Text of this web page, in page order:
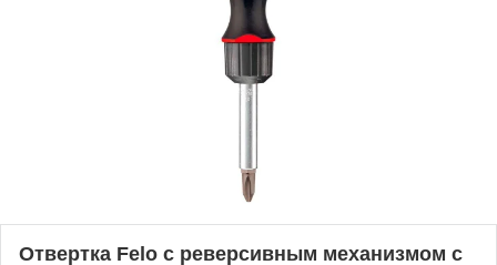
Отвертка Felo с реверсивным механизмом с